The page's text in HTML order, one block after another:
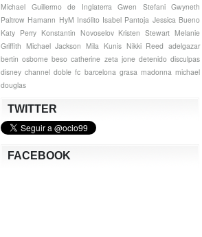
Michael Guillermo de Inglaterra Gwen Stefani Gwyneth
Paltrow Hamann HyM Insólito Isabel Pantoja Jessica Bueno
Katy Perry Konstantin Novoselov Kristen Stewart Melanie
Griffith Michael Jackson Mila Kunis Nikki Reed adelgazar
bertin osborne beso catherine zeta jone detenido disculpas
disney channel doble fc barcelona grasa madonna michael
douglas
TWITTER
FACEBOOK